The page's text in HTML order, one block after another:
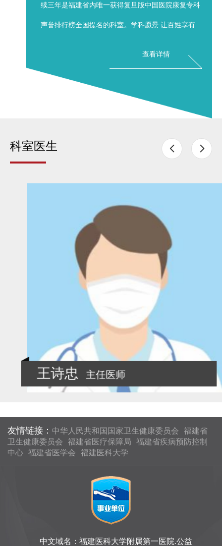
续三年是福建省内唯一获得复旦版中国医院康复专科
声誉排行榜全国提名的科室。学科愿景:让百姓享有国
人、步态分析与训练系统、肌骨超声、心肺运动测试
系统、虚拟现实等高精尖康复设备。综合应用物理治
术，...
查看详情
科室医生  
王诗忠 主任医师
友情链接： 中华人民共和国国家卫生健康委员会
福建省
卫生健康委员会
福建省医疗保障局
福建省疾病预防控制
中心 福建省医学会 福建医科大学
中文域名：福建医科大学附属第一医院.公益